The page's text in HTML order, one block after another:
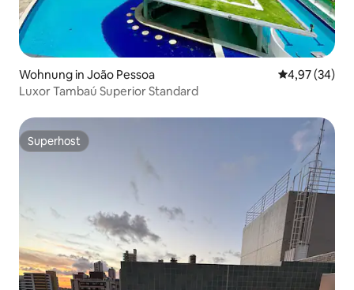
Wohnung in João Pessoa
4,97 (34)
Luxor Tambaú Superior Standard
Superhost
Superhost